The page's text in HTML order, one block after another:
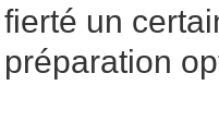
fierté un
préparation